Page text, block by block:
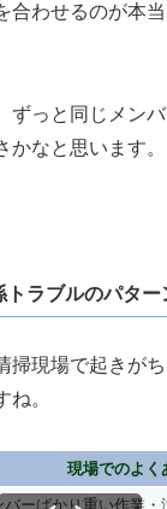
合わせるのが本
ずっと同じメンバ
なと思います。
トラブルのパター
掃現場で起きが
。
現場でのよく
バーばかり重い作業